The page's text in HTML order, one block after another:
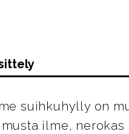
suihkuhylly on
ilme,